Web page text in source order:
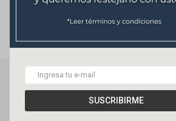
SUSCRIBIRME
NEWSLETTER